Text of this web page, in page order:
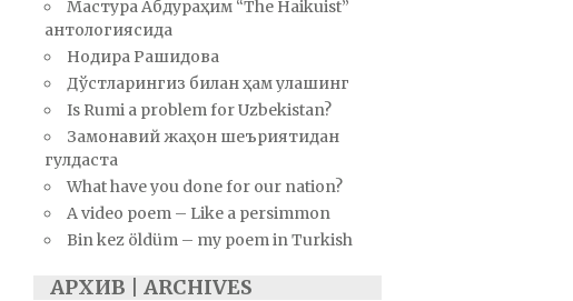
Мастура Абдураҳим “The Haikuist”
антологиясида
Нодира Рашидова
Дўстларингиз билан ҳам улашинг
Is Rumi a problem for Uzbekistan?
Замонавий жаҳон шеъриятидан
гулдаста
What have you done for our nation?
A video poem – Like a persimmon
Bin kez öldüm – my poem in Turkish
АРХИВ | ARCHIVES